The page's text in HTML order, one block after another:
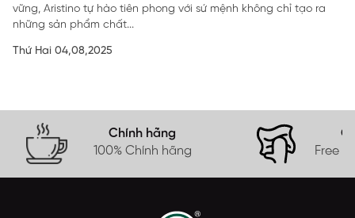
vững, Aristino tự hào tiên phong với sứ mệnh không chỉ tạo ra
những sản phẩm chất...
Thứ Hai 04,08,2025
Chính hãng
100% Chính hãng
Free